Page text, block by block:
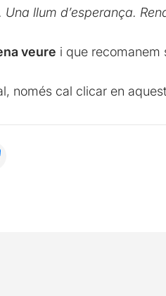
llum d’esperança.
veure i que recomanem
només cal clicar en aquest